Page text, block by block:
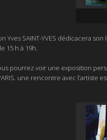
Yves SAINT-YVES dédicacera son
15 h à 19h.
pourrez voir une exposition
.une rencontre avec l’artiste